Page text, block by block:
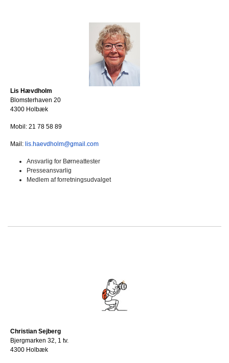
Lis Hævdholm
Blomsterhaven 20
4300 Holbæk
Mobil: 21 78 58 89
Mail: lis.haevdholm@gmail.com
Ansvarlig for Børneattester
Presseansvarlig
Medlem af forretningsudvalget
Christian Sejberg
Bjergmarken 32, 1 tv.
4300 Holbæk